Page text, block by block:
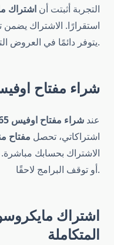
التجربة أثبتت أن اشتراك
استقرارًا. الاشتراك يضمن
يتوفر دائمًا في العروض التي تُسوّق على أنها مدى الحياة.
شراء مفتاح اوفيس 365
عند شراء مفتاح اوفيس 365
اشتراكاتي، تحصل مفتاح
الاشتراك بحسابك
أو توقف البرامج لاحقًا.
المتكاملة